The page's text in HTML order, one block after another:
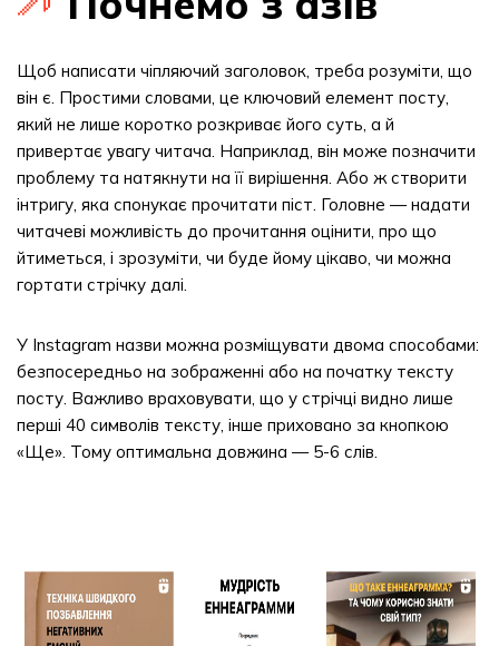
Щоб написати чіпляючий заголовок, треба розуміти, що
він є. Простими словами, це ключовий елемент посту,
який не лише коротко розкриває його суть, а й
привертає увагу читача. Наприклад, він може позначити
проблему та натякнути на її вирішення. Або ж створити
інтригу, яка спонукає прочитати піст. Головне — надати
читачеві можливість до прочитання оцінити, про що
йтиметься, і зрозуміти, чи буде йому цікаво, чи можна
гортати стрічку далі.
У Instagram назви можна розміщувати двома способами:
безпосередньо на зображенні або на початку тексту
посту. Важливо враховувати, що у стрічці видно лише
перші 40 символів тексту, інше приховано за кнопкою
«Ще». Тому оптимальна довжина — 5-6 слів.